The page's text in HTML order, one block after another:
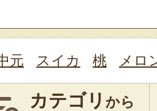
元 スイカ 桃 メロ
カテゴリ から